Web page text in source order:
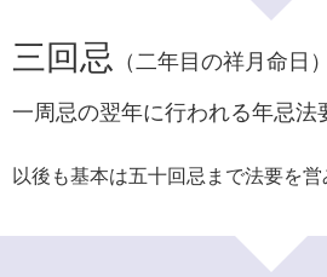
三回忌 （二年目の祥月命日）
一周忌の翌年に行われる年忌法
以後も基本は五十回忌まで法要を営